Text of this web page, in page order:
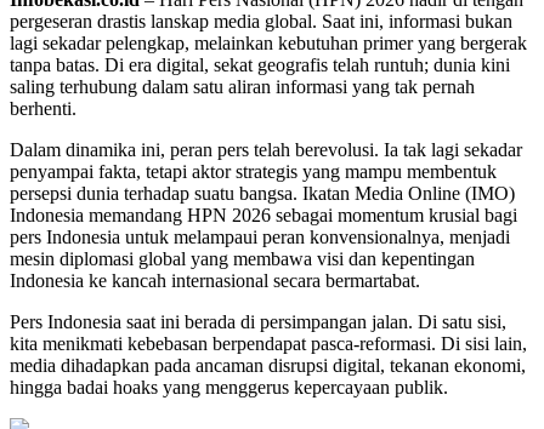
pergeseran drastis lanskap media global. Saat ini, informasi bukan
lagi sekadar pelengkap, melainkan kebutuhan primer yang bergerak
tanpa batas. Di era digital, sekat geografis telah runtuh; dunia kini
saling terhubung dalam satu aliran informasi yang tak pernah
berhenti.
Dalam dinamika ini, peran pers telah berevolusi. Ia tak lagi sekadar
penyampai fakta, tetapi aktor strategis yang mampu membentuk
persepsi dunia terhadap suatu bangsa. Ikatan Media Online (IMO)
Indonesia memandang HPN 2026 sebagai momentum krusial bagi
pers Indonesia untuk melampaui peran konvensionalnya, menjadi
mesin diplomasi global yang membawa visi dan kepentingan
Indonesia ke kancah internasional secara bermartabat.
Pers Indonesia saat ini berada di persimpangan jalan. Di satu sisi,
kita menikmati kebebasan berpendapat pasca-reformasi. Di sisi lain,
media dihadapkan pada ancaman disrupsi digital, tekanan ekonomi,
hingga badai hoaks yang menggerus kepercayaan publik.